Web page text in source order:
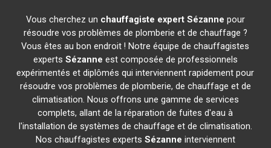
Vous cherchez un chauffagiste expert Sézanne pour
résoudre vos problèmes de plomberie et de chauffage ?
Vous êtes au bon endroit ! Notre équipe de chauffagistes
experts Sézanne est composée de professionnels
expérimentés et diplômés qui interviennent rapidement pour
résoudre vos problèmes de plomberie, de chauffage et de
climatisation. Nous offrons une gamme de services
complets, allant de la réparation de fuites d'eau à
l'installation de systèmes de chauffage et de climatisation.
Nos chauffagistes experts Sézanne interviennent